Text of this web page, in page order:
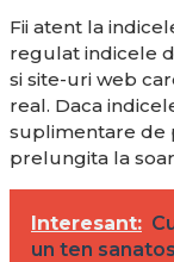
Fii atent la
regulat indicele
si site-uri web
real. Daca
suplimentare de
prelungita la
Interesant:
un ten